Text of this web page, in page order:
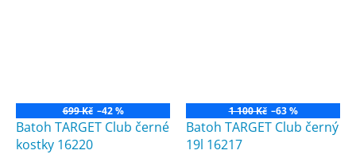
699 Kč –42 %
Batoh TARGET Club černé
kostky 16220
1 100 Kč –63 %
Batoh TARGET Club černý
19l 16217